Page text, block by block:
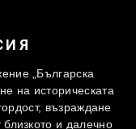
„Българска
на историческата
възраждане
и далечно